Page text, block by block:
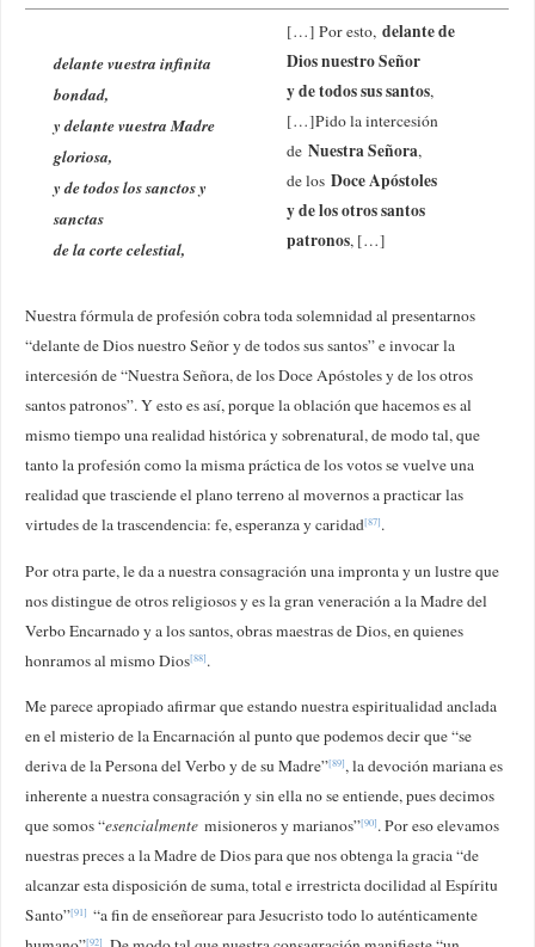
delante vuestra infinita
bondad,
y delante vuestra Madre
gloriosa,
y de todos los sanctos y
sanctas
de la corte celestial,
[…] Por esto,delante de
Dios nuestro Señor
y de todos sus santos,
[…]Pido la intercesión
deNuestra Señora,
de losDoce Apóstoles
y de los otros santos
patronos, […]
Nuestra fórmula de profesión cobra toda solemnidad al presentarnos
“delante de Dios nuestro Señor y de todos sus santos” e invocar la
intercesión de “Nuestra Señora, de los Doce Apóstoles y de los otros
santos patronos”. Y esto es así, porque la oblación que hacemos es al
mismo tiempo una realidad histórica y sobrenatural, de modo tal, que
tanto la profesión como la misma práctica de los votos se vuelve una
realidad que trasciende el plano terreno al movernos a practicar las
virtudes de la trascendencia: fe, esperanza y caridad[87].
Por otra parte, le da a nuestra consagración una impronta y un lustre que
nos distingue de otros religiosos y es la gran veneración a la Madre del
Verbo Encarnado y a los santos, obras maestras de Dios, en quienes
honramos al mismo Dios[88].
Me parece apropiado afirmar que estando nuestra espiritualidad anclada
en el misterio de la Encarnación al punto que podemos decir que “se
deriva de la Persona del Verbo y de su Madre”[89], la devoción mariana es
inherente a nuestra consagración y sin ella no se entiende, pues decimos
que somos “esencialmente misioneros y marianos”[90]. Por eso elevamos
nuestras preces a la Madre de Dios para que nos obtenga la gracia “de
alcanzar esta disposición de suma, total e irrestricta docilidad al Espíritu
Santo”[91] “a fin de enseñorear para Jesucristo todo lo auténticamente
[92]